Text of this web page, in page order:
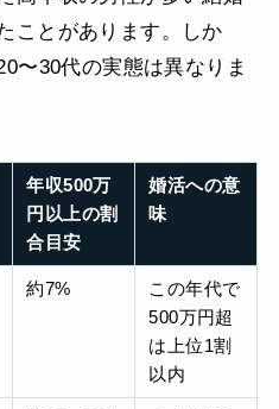
ことがあります。しか
〜30代の実態は異なりま
年収500万
円以上の割
合目安
婚活への意
味
約7%
この年代で
500万円超
は上位1割
以内